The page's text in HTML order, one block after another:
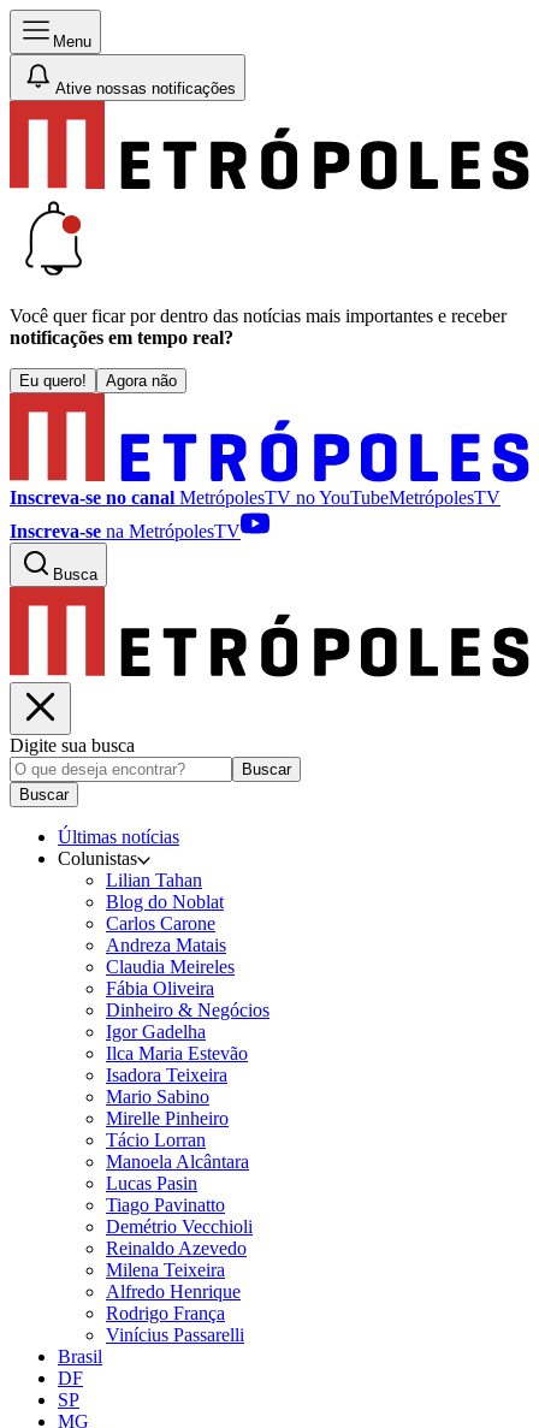
Menu
Ative nossas notificações
Você quer ficar por dentro das notícias mais importantes e receber
notificações em tempo real?
Eu quero! Agora não
Inscreva-se no canal MetrópolesTV noYouTubeMetrópolesTV
Inscreva-se na MetrópolesTV
Busca
Digite sua busca
Buscar
Buscar
Últimas notícias
Colunistas
Lilian Tahan
Blog do Noblat
Carlos Carone
Andreza Matais
Claudia Meireles
Fábia Oliveira
Dinheiro & Negócios
Igor Gadelha
Ilca Maria Estevão
Isadora Teixeira
Mario Sabino
Mirelle Pinheiro
Tácio Lorran
Manoela Alcântara
Lucas Pasin
Tiago Pavinatto
Demétrio Vecchioli
Reinaldo Azevedo
Milena Teixeira
Alfredo Henrique
Rodrigo França
Vinícius Passarelli
Brasil
DF
SP
MG